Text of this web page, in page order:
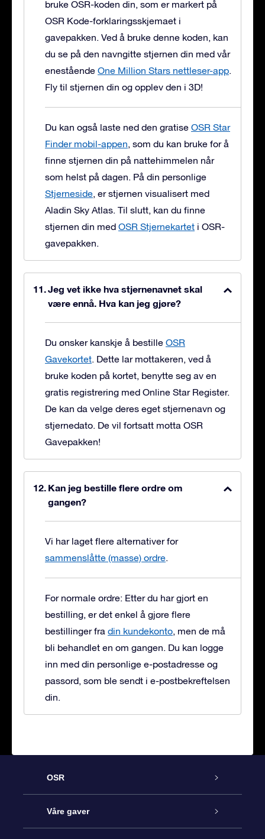
bruke OSR-koden din, som er markert på
OSR Kode-forklaringsskjemaet i
gavepakken. Ved å bruke denne koden, kan
du se på den navngitte stjernen din med vår
enestående One Million Stars nettleser-app.
Fly til stjernen din og opplev den i 3D!
Du kan også laste ned den gratise OSR Star
Finder mobil-appen, som du kan bruke for å
finne stjernen din på nattehimmelen når
som helst på dagen. På din personlige
Stjerneside, er stjernen visualisert med
Aladin Sky Atlas. Til slutt, kan du finne
stjernen din med OSR Stjernekartet i OSR-
gavepakken.
Jeg vet ikke hva stjernenavnet skal
være ennå. Hva kan jeg gjøre?
Du ønsker kanskje å bestille OSR
Gavekortet. Dette lar mottakeren, ved å
bruke koden på kortet, benytte seg av en
gratis registrering med Online Star Register.
De kan da velge deres eget stjernenavn og
stjernedato. De vil fortsatt motta OSR
Gavepakken!
Kan jeg bestille flere ordre om
gangen?
Vi har laget flere alternativer for
sammenslåtte (masse) ordre.
For normale ordre: Etter du har gjort en
bestilling, er det enkel å gjøre flere
bestillinger fra din kundekonto, men de må
bli behandlet en om gangen. Du kan logge
inn med din personlige e-postadresse og
passord, som ble sendt i e-postbekreftelsen
din.
OSR
Kundeservice
Våre gaver